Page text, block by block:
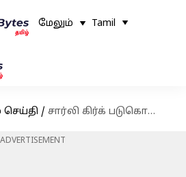
மேலும் Tamil
/ சார்லி கிர்க் படுகொலை எதிரொலி: தீவிர இடதுசாரி அமைப்பை பயங்கரவாத அமைப்பாக அறிவித்தார் டொனால்ட் டிரம்ப்
ADVERTISEMENT